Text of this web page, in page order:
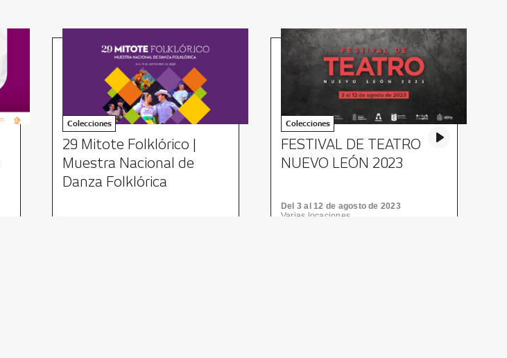
Colecciones
29 Mitote Folklórico |
Muestra Nacional de
Danza Folklórica
Colecciones
FESTIVAL DE TEATRO
NUEVO LEÓN 2023
Del 3 al 12 de agosto de 2023
Varias locaciones.